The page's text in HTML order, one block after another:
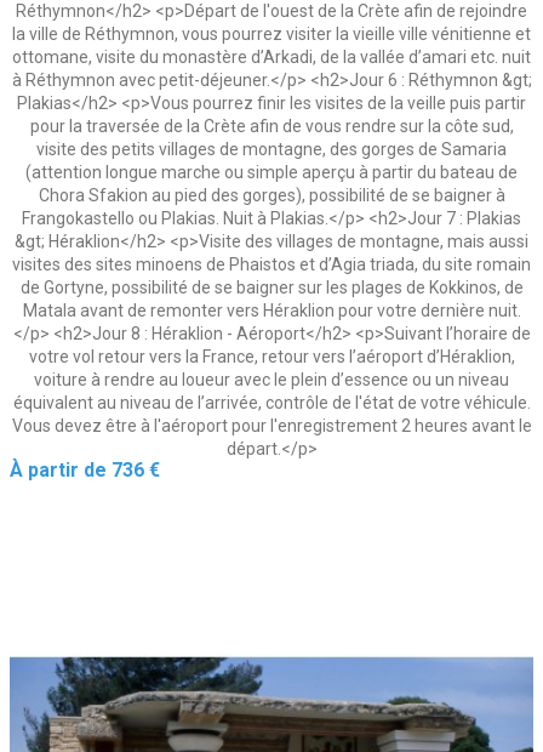
Réthymnon</h2> <p>Départ de l'ouest de la Crète afin de rejoindre
la ville de Réthymnon, vous pourrez visiter la vieille ville vénitienne et
ottomane, visite du monastère d’Arkadi, de la vallée d’amari etc. nuit
à Réthymnon avec petit-déjeuner.</p> <h2>Jour 6 : Réthymnon &gt;
Plakias</h2> <p>Vous pourrez finir les visites de la veille puis partir
pour la traversée de la Crète afin de vous rendre sur la côte sud,
visite des petits villages de montagne, des gorges de Samaria
(attention longue marche ou simple aperçu à partir du bateau de
Chora Sfakion au pied des gorges), possibilité de se baigner à
Frangokastello ou Plakias. Nuit à Plakias.</p> <h2>Jour 7 : Plakias
&gt; Héraklion</h2> <p>Visite des villages de montagne, mais aussi
visites des sites minoens de Phaistos et d’Agia triada, du site romain
de Gortyne, possibilité de se baigner sur les plages de Kokkinos, de
Matala avant de remonter vers Héraklion pour votre dernière nuit.
</p> <h2>Jour 8 : Héraklion - Aéroport</h2> <p>Suivant l’horaire de
votre vol retour vers la France, retour vers l’aéroport d’Héraklion,
voiture à rendre au loueur avec le plein d’essence ou un niveau
équivalent au niveau de l’arrivée, contrôle de l'état de votre véhicule.
Vous devez être à l'aéroport pour l'enregistrement 2 heures avant le
départ.</p>
Prix
À partir de 736 €